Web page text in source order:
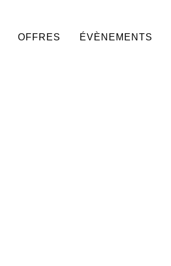
OFFRES ÉVÈNEMENTS